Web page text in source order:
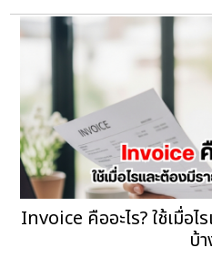
Invoice คืออะไร? ใช้เมื่อไ
บ้